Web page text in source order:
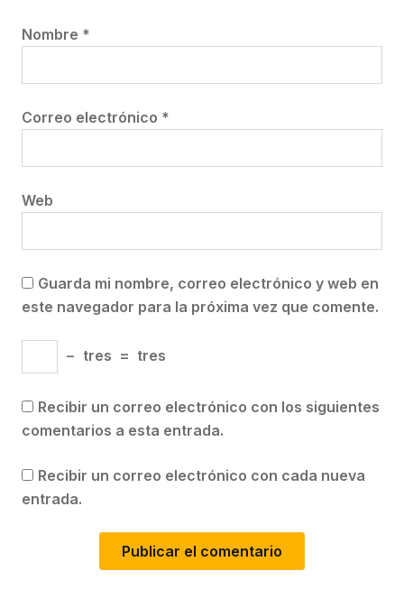
Nombre *
Correo electrónico *
Web
Guarda mi nombre, correo electrónico y web en
este navegador para la próxima vez que comente.
− tres = tres
Recibir un correo electrónico con los siguientes
comentarios a esta entrada.
Recibir un correo electrónico con cada nueva
entrada.